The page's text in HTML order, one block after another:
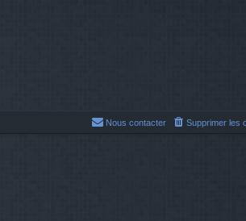
Supprimer les
Nous contacter